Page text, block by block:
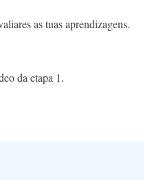
as tuas aprendizagens.
da etapa 1.